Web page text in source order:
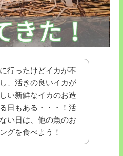
の
smile
～」
を
観
き
た
よ！”
の
行ったけどイカが不
、活きの良いイカが
い新鮮なイカのお造
日もある・・・！活
い日は、他の魚のお
グを食べよう！